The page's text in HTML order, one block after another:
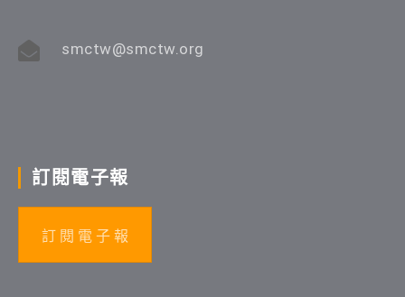
smctw@smctw.org
訂閱電子報
訂 閱 電 子 報